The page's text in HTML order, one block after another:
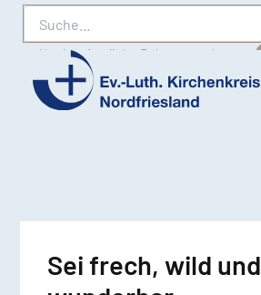
Suche
Karriere Amtliche Bekanntmachungen
Ev.-
Sei frech, wild und